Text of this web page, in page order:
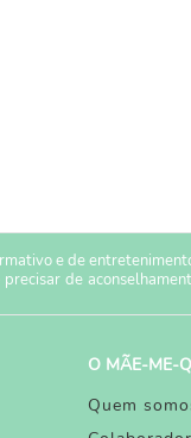
e de
de
O MÃE-ME-
Quem